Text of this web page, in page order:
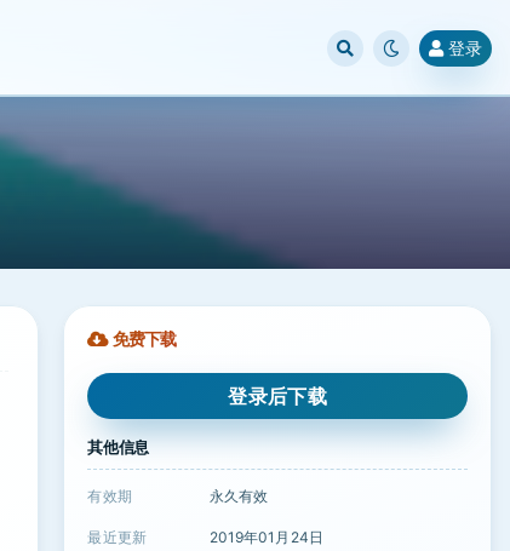
登录
免费下载
登录后下载
其他信息
有效期 永久有效
最近更新 2019年01月24日